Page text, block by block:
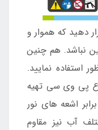
دهید که هموار و
نباشد. هم چنین
استفاده نمایید.
پی وی سی تهیه
اشعه های نور
آب نیز مقاوم